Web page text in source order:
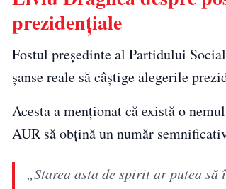
prezidențiale
Fostul președinte al Partidului
șanse reale să câștige alegerile
Acesta a menționat că există o
AUR să obțină un număr
„Starea asta de spirit ar putea